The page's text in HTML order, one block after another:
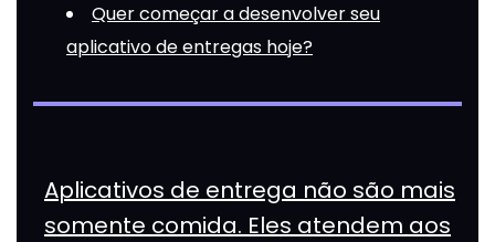
Quer começar a desenvolver seu
aplicativo de entregas hoje?
Aplicativos de entrega não são mais
somente comida. Eles atendem aos